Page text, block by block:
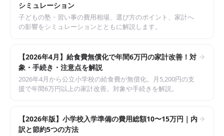
シミュレーション
子どもの塾・習い事の費用相場、選び方のポイント、家計へ
の影響をシミュレーションとともに解説します。
【2026年4月】給食費無償化で年間6万円の家計改善！対
象・手続き・注意点を解説
2026年4月から公立小学校の給食費が無償化。月5,200円の支
援で年間6万円以上の家計改善。対象や手続きを解説。
【2026年版】小学校入学準備の費用総額10〜15万円｜内
訳と節約5つの方法